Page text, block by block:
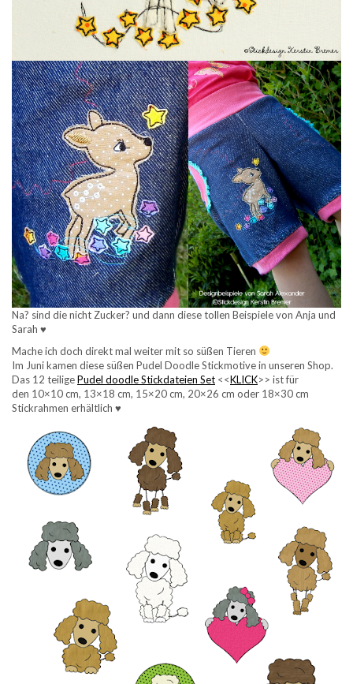
Na? sind die nicht Zucker? und dann diese tollen Beispiele von Anja und
Sarah ♥
Mache ich doch direkt mal weiter mit so süßen Tieren
Im Juni kamen diese süßen Pudel Doodle Stickmotive in unseren Shop.
Das 12 teiligePudel doodle Stickdateien Set <<KLICK>> ist für
den 10×10 cm, 13×18 cm, 15×20 cm, 20×26 cm oder 18×30 cm
Stickrahmen erhältlich ♥